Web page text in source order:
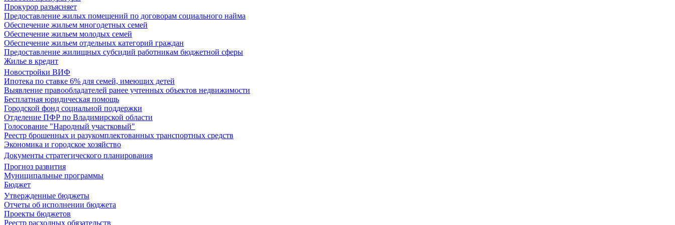
Прокурор разъясняет
Предоставление жилых помещений по договорам социального найма
Обеспечение жильем многодетных семей
Обеспечение жильем молодых семей
Обеспечение жильем отдельных категорий граждан
Предоставление жилищных субсидий работникам бюджетной сферы
Жилье в кредит
Новостройки ВИФ
Ипотека по ставке 6% для семей, имеющих детей
Выявление правообладателей ранее учтенных объектов недвижимости
Бесплатная юридическая помощь
Городской фонд социальной поддержки
Отделение ПФР по Владимирской области
Голосование "Народный участковый"
Реестр брошенных и разукомплектованных транспортных средств
Экономика и городское хозяйство
Документы стратегического планирования
Прогноз развития
Муниципальные программы
Бюджет
Утвержденные бюджеты
Отчеты об исполнении бюджета
Проекты бюджетов
Реестр расходных обязательств